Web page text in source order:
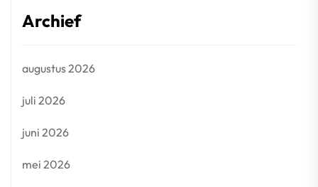
Archief
augustus 2026
juli 2026
juni 2026
mei 2026